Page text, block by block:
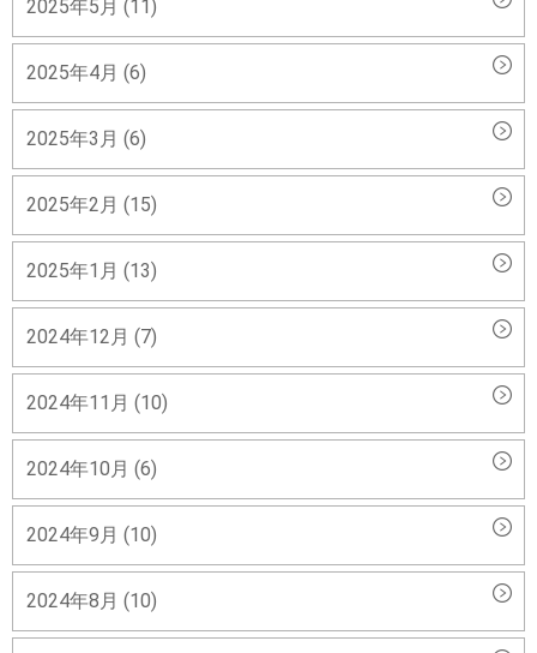
2025年5月 (11)
2025年4月 (6)
2025年3月 (6)
2025年2月 (15)
2025年1月 (13)
2024年12月 (7)
2024年11月 (10)
2024年10月 (6)
2024年9月 (10)
2024年8月 (10)